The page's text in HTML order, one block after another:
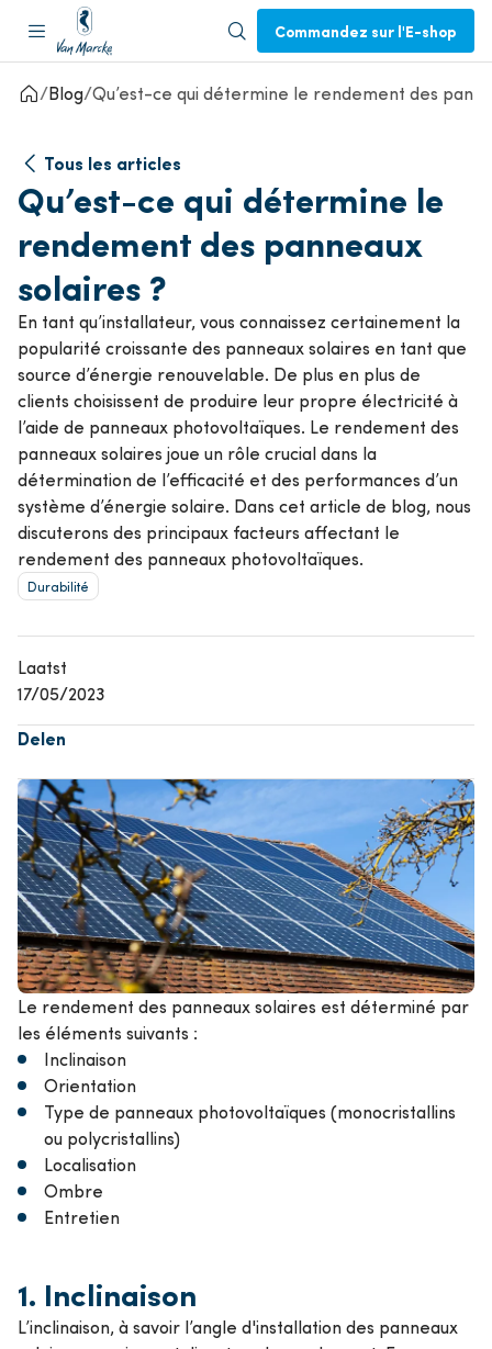
Commandez sur l'E-shop
Blog Qu’est-ce qui détermine le rendement des
Tous les articles
Qu’est-ce qui détermine le
rendement des panneaux
solaires ?
En tant qu’installateur, vous connaissez certainement la
popularité croissante des panneaux solaires en tant que
source d’énergie renouvelable. De plus en plus de
clients choisissent de produire leur propre électricité à
l’aide de panneaux photovoltaïques. Le rendement des
panneaux solaires joue un rôle crucial dans la
détermination de l’efficacité et des performances d’un
système d’énergie solaire. Dans cet article de blog, nous
discuterons des principaux facteurs affectant le
rendement des panneaux photovoltaïques.
Durabilité
Laatst
17/05/2023
Delen
Afbeelding
Le rendement des panneaux solaires est déterminé par
les éléments suivants :
Inclinaison
Orientation
Type de panneaux photovoltaïques (monocristallins
ou polycristallins)
Localisation
Ombre
Entretien
1. Inclinaison
L’inclinaison, à savoir l’angle d'installation des panneaux